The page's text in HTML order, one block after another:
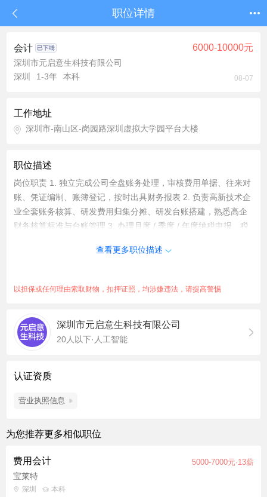
职位详情
会计 6000-10000元
深圳市元启意生科技有限公司
深圳
1-3年 本科 08-07
工作地址
深圳市-南山区-岗园路深圳虚拟大学园平台大楼
职位描述
岗位职责 1. 独立完成公司全盘账务处理，审核费用单据、往来对
账、凭证编制、账簿登记，按时出具财务报表 2. 负责高新技术企
业全套账务核算、研发费用归集分摊、研发台账搭建，熟悉高企
财务核算标准与台账管理 3. 办理月度 / 季度 / 年度纳税申报、税
勤事项 4.负责成本核算、费用管控、资金核对、工资核算发放，
务独立做账全流程，熟练使用财务软件 必备：拥有高新技术企业
账务核算实操经验，熟悉研发费用归集、高新财务规范 熟悉国家
财务节奏
查看更多职位描述
以担保或任何理由索取财物，扣押证照，均涉嫌违法，请提高警惕
深圳市元启意生科技有限公司
20人以下·人工智能
认证资质
营业执照信息
为您推荐更多相似职位
费用会计 5000-7000元·13薪
宝莱特
深圳 本科